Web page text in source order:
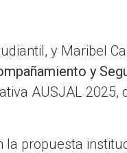
y Maribel
y
AUSJAL 2025,
propuesta